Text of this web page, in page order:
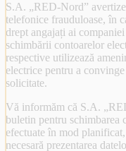
S.A. „RED-Nord”
telefonice frauduloase, în
drept angajați ai
schimbării contoarelor
respective utilizează
electrice pentru a
solicitate.
Vă informăm că S.A.
buletin pentru schimbarea
efectuate în mod
necesară prezentarea